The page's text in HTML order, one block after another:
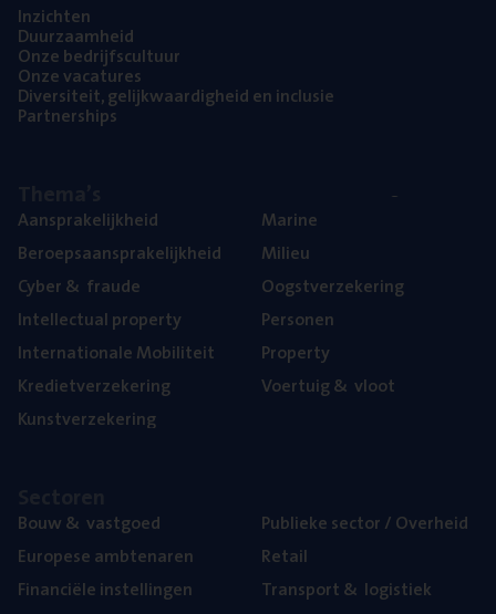
Inzich­ten
Duur­zaam­heid
Onze bedrijfs­cul­tuur
Onze vaca­tu­res
Diver­si­teit, gelijk­waar­dig­heid en inclusie
Part­ner­ships
Aan­spra­ke­lijk­heid
Beroeps­aan­spra­ke­lijk­heid
Cyber& fraude
Intel­lec­tu­al property
Inter­na­ti­o­na­le Mobiliteit
Kre­diet­ver­ze­ke­ring
Kunst­ver­ze­ke­ring
Mari­ne
Mili­eu
Oogst­ver­ze­ke­ring
Per­so­nen
Pro­per­ty
Voer­tuig& vloot
Bouw& vastgoed
Euro­pe­se ambtenaren
Finan­ci­ë­le instellingen
Publie­ke sec­tor / Overheid
Retail
Trans­port& logistiek